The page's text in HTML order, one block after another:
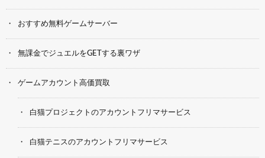
おすすめ無料ゲームサーバー
無課金でジュエルをGETする裏ワザ
ゲームアカウント高価買取
白猫プロジェクトのアカウントフリマサービス
白猫テニスのアカウントフリマサービス